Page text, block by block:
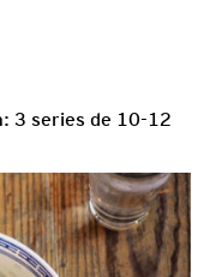
3 series de 10-12